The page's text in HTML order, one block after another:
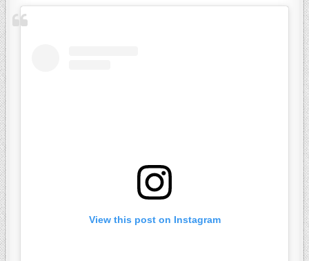
View this post on Instagram